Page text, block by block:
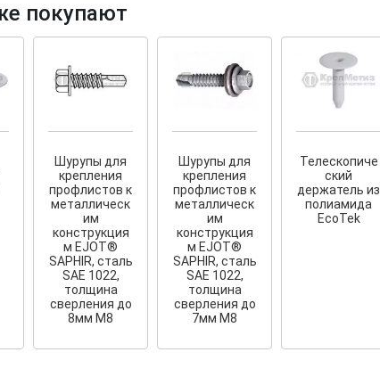
покупают
Шурупы для
крепления
профлистов к
металлическ
им
конструкция
м EJOT®
SAPHIR, сталь
SAE 1022,
толщина
сверления до
8мм М8
Шурупы для
крепления
профлистов к
металлическ
им
конструкция
м EJOT®
SAPHIR, сталь
SAE 1022,
толщина
сверления до
7мм М8
Телескопиче
ский
держатель из
полиамида
EcoTek